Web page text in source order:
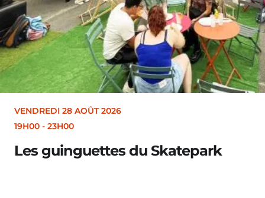
Merle [Un dernier